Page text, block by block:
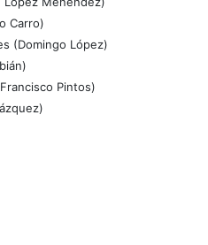
Carro)
(Domingo López)
Pintos)